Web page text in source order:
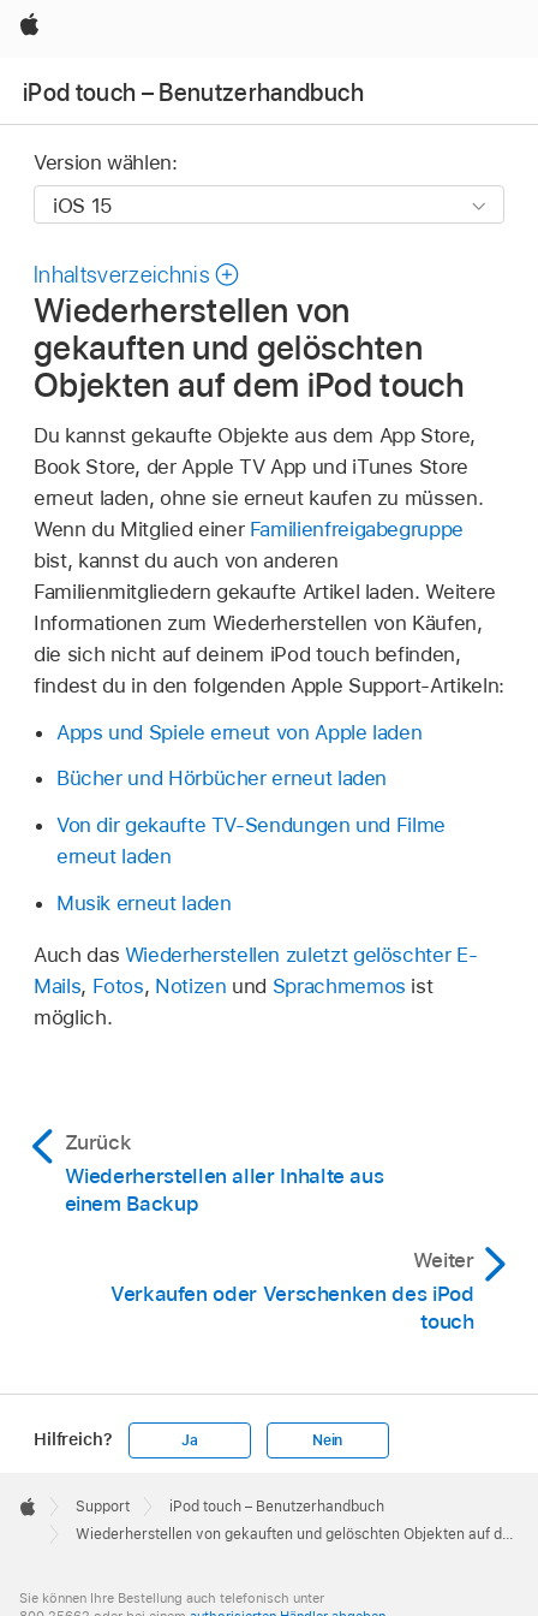
Apple
iPod touch – Benutzerhandbuch
Version wählen:
Inhaltsverzeichnis
Wiederherstellen von
gekauften und gelöschten
Objekten auf dem iPod touch
Du kannst gekaufte Objekte aus dem App Store,
Book Store, der Apple TV App und iTunes Store
erneut laden, ohne sie erneut kaufen zu müssen.
Wenn du Mitglied einer Familienfreigabegruppe
bist, kannst du auch von anderen
Familienmitgliedern gekaufte Artikel laden. Weitere
Informationen zum Wiederherstellen von Käufen,
die sich nicht auf deinem iPod touch befinden,
findest du in den folgenden Apple Support-Artikeln:
Apps und Spiele erneut von Apple laden
Bücher und Hörbücher erneut laden
Von dir gekaufte TV-Sendungen und Filme
erneut laden
Musik erneut laden
Auch das Wiederherstellen zuletzt gelöschter E-
Mails, Fotos, Notizen und Sprachmemos ist
möglich.
Zurück
Wiederherstellen aller Inhalte aus
einem Backup
Weiter
Verkaufen oder Verschenken des iPod
touch
Hilfreich? Ja Nein
Footer

Apple
Support
iPod touch – Benutzerhandbuch
Wiederherstellen von gekauften und gelöschten Objekten auf dem iPod touch
Sie können Ihre Bestellung auch telefonisch unter